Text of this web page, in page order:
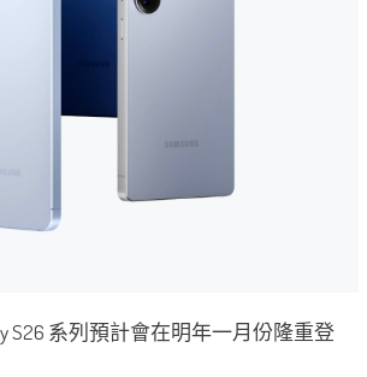
S26 系列預計會在明年一月份隆重登